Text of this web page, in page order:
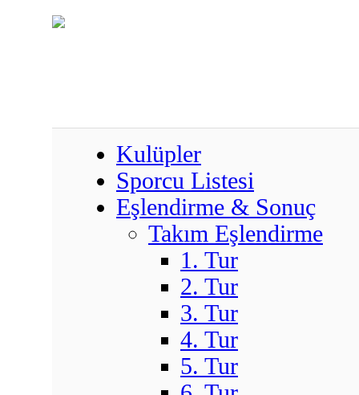
Kulüpler
Sporcu Listesi
Eşlendirme & Sonuç
Takım Eşlendirme
1. Tur
2. Tur
3. Tur
4. Tur
5. Tur